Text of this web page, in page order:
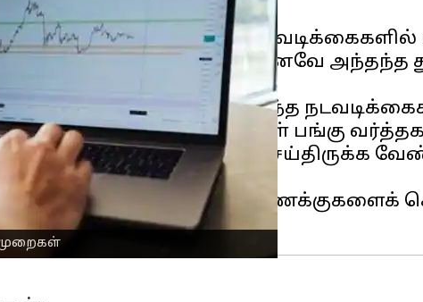
நிதிசார்ந்த முக்கிய
அறிவிப்புகளை ஏற்கனவே அந்தந்த
வேண்டிய முக்கிய நிதி சார்ந்த
31ம் தேதி இரவு 12 மணிக்குள் பங்கு
தகவல்களை பதிவேற்றம் செய்திருக்க
வேண்டும்.
முதல் அவர்களுடைய டீமேட் கணக்குகளைக்